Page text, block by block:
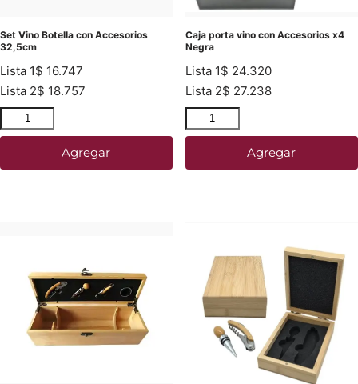
Set Vino Botella con Accesorios
32,5cm
Lista 1$ 16.747
Lista 2$ 18.757
Agregar
Caja porta vino con Accesorios x4
Negra
Lista 1$ 24.320
Lista 2$ 27.238
Agregar